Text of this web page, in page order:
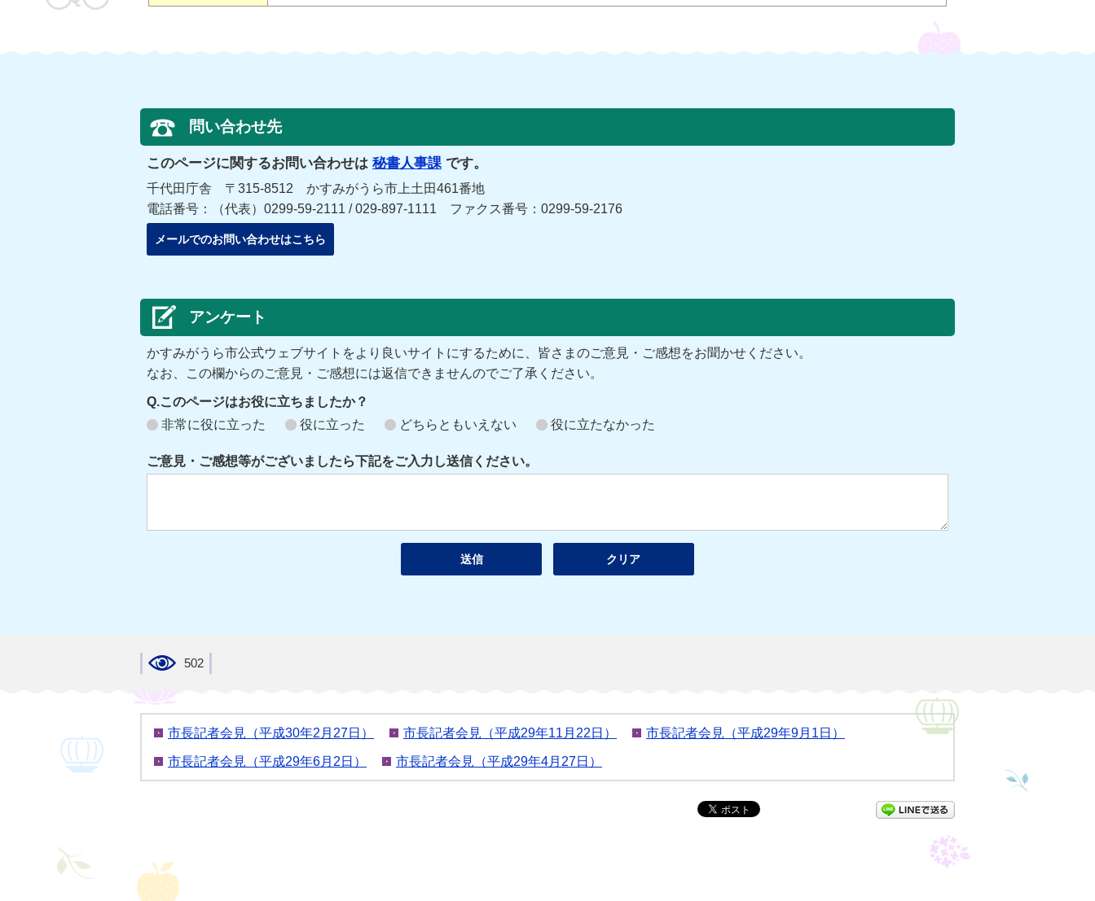
問い合わせ先
このページに関するお問い合わせは 秘書人事課 です。
千代田庁舎 〒315-8512 かすみがうら市上土田461番地
電話番号：（代表）0299-59-2111 / 029-897-1111 ファクス番号：0299-59-2176
メールでのお問い合わせはこちら
アンケート
かすみがうら市公式ウェブサイトをより良いサイトにするために、皆さまのご意見・ご感想をお聞かせください。
なお、この欄からのご意見・ご感想には返信できませんのでご了承ください。
Q.このページはお役に立ちましたか？
非常に役に立った
役に立った どちらともいえない 役に立たなかった
ご意見・ご感想等がございましたら下記をご入力し送信ください。
502
市長記者会見（平成30年2月27日） 市長記者会見（平成29年11月22日） 市長記者会見（平成29年9月1日）
市長記者会見（平成29年6月2日） 市長記者会見（平成29年4月27日）